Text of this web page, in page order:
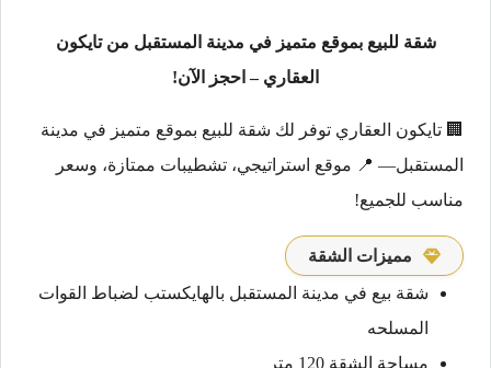
شقة للبيع بموقع متميز في مدينة المستقبل من تايكون
العقاري – احجز الآن!
🏢 تايكون العقاري توفر لك شقة للبيع بموقع متميز في مدينة
المستقبل— 📍 موقع استراتيجي، تشطيبات ممتازة، وسعر
مناسب للجميع!
مميزات الشقة
شقة بيع في مدينة المستقبل بالهايكستب لضباط القوات
المسلحه
مساحة الشقة 120 متر